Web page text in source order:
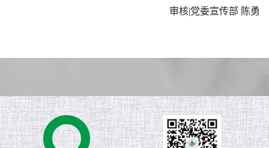
审核|党委宣传部 陈勇